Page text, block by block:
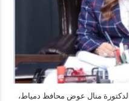
منال عوض محافظ دمياط،